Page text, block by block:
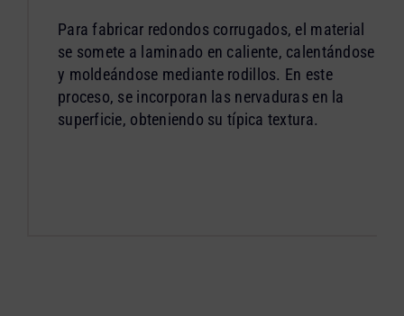
Para fabricar redondos corrugados, el material
se somete a laminado en caliente, calentándose
y moldeándose mediante rodillos. En este
proceso, se incorporan las nervaduras en la
superficie, obteniendo su típica textura.